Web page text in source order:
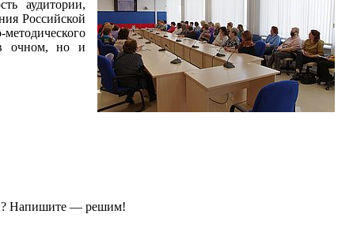
аудитории,
Российской
очном, но и
Напишите — решим!